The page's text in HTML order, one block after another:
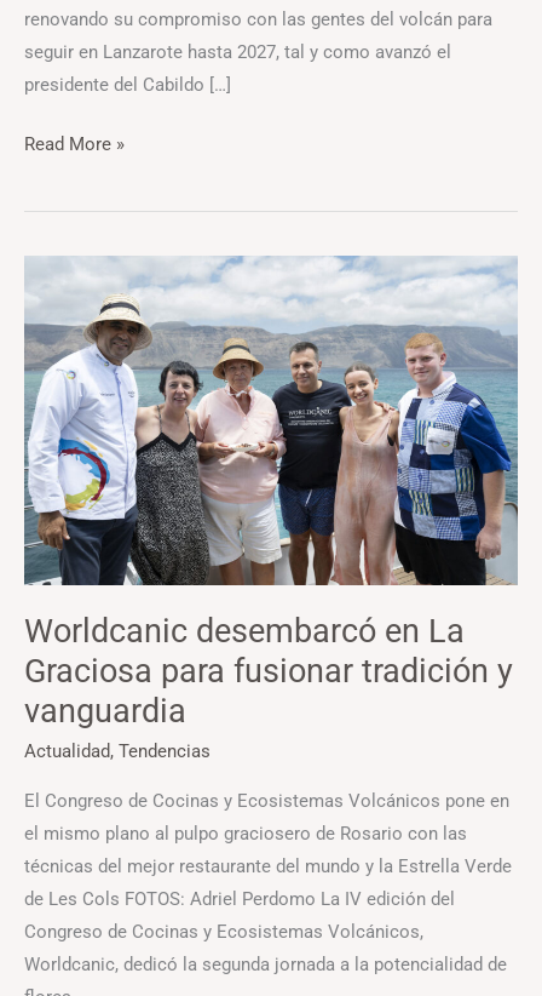
renovando su compromiso con las gentes del volcán para
seguir en Lanzarote hasta 2027, tal y como avanzó el
presidente del Cabildo […]
Read More »
Worldcanic desembarcó en La
Graciosa para fusionar tradición y
vanguardia
Actualidad, Tendencias
El Congreso de Cocinas y Ecosistemas Volcánicos pone en
el mismo plano al pulpo graciosero de Rosario con las
técnicas del mejor restaurante del mundo y la Estrella Verde
de Les Cols FOTOS: Adriel Perdomo La IV edición del
Congreso de Cocinas y Ecosistemas Volcánicos,
Worldcanic, dedicó la segunda jornada a la potencialidad de
Worldcanic
desembarcó
en
La
Graciosa
para
fusionar
tradición
y
vanguardia